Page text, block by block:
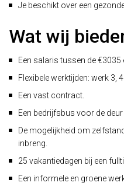
Je beschikt over een
Wat wij
Een salaris tussen de €3035
Flexibele werktijden: werk 3,
Een vast contract.
Een bedrijfsbus voor de
De mogelijkheid om
inbreng.
25 vakantiedagen bij een
Een informele en groene